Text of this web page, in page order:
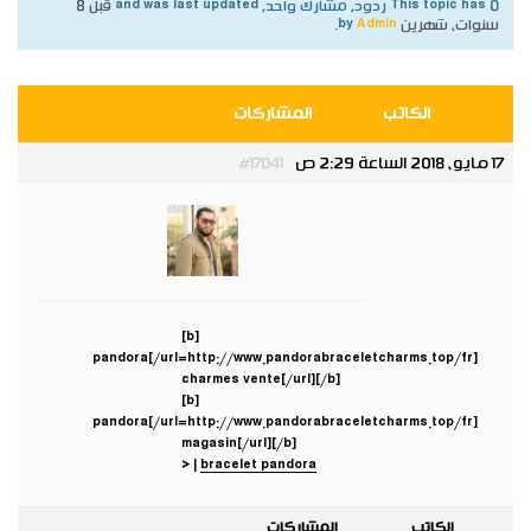
This topic has 0 ردود, مشارك واحد, and was last updated
قبل 8
سنوات، شهرين Admin
الكاتب المشاركات
17 مايو، 2018 الساعة 2:29 ص #17041
Admin
مدير عام
[b]
[url=http://www.pandorabraceletcharms.top/fr/]pandora
charmes vente[/url][/b]
[b]
[url=http://www.pandorabraceletcharms.top/fr/]pandora
magasin[/url][/b]
bracelet pandora
<
الكاتب المشاركات